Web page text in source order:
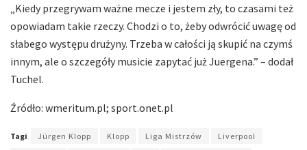
„Kiedy przegrywam ważne mecze i jestem zły, to czasami też
opowiadam takie rzeczy. Chodzi o to, żeby odwrócić uwagę od
słabego występu drużyny. Trzeba w całości ją skupić na czymś
innym, ale o szczegóły musicie zapytać już Juergena.” – dodał
Tuchel.
Źródło: wmeritum.pl; sport.onet.pl
Tagi Jürgen Klopp Klopp Liga Mistrzów Liverpool